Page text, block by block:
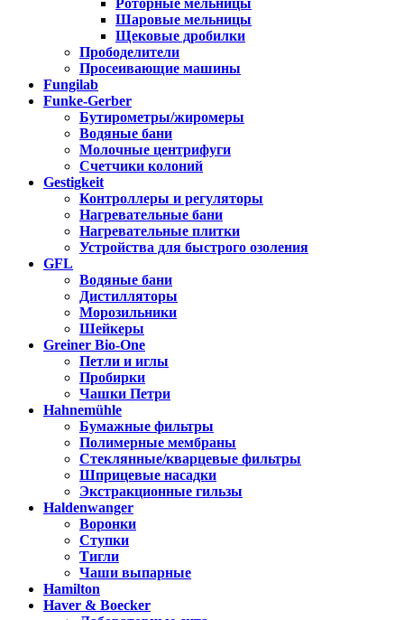
Роторные мельницы
Шаровые мельницы
Щековые дробилки
Прободелители
Просеивающие машины
Fungilab
Funke-Gerber
Бутирометры/жиромеры
Водяные бани
Молочные центрифуги
Счетчики колоний
Gestigkeit
Контроллеры и регуляторы
Нагревательные бани
Нагревательные плитки
Устройства для быстрого озоления
GFL
Водяные бани
Дистилляторы
Морозильники
Шейкеры
Greiner Bio-One
Петли и иглы
Пробирки
Чашки Петри
Hahnemühle
Бумажные фильтры
Полимерные мембраны
Стеклянные/кварцевые фильтры
Шприцевые насадки
Экстракционные гильзы
Haldenwanger
Воронки
Ступки
Тигли
Чаши выпарные
Hamilton
Haver & Boecker